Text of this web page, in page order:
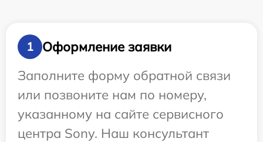
1
Оформление заявки
Заполните форму обратной связи
или позвоните нам по номеру,
указанному на сайте сервисного
центра Sony. Наш консультант